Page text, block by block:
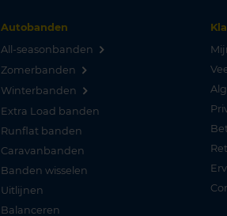
Autobanden
All-seasonbanden
Zomerbanden
Winterbanden
Extra Load banden
Runflat banden
Caravanbanden
Banden wisselen
Uitlijnen
Balanceren